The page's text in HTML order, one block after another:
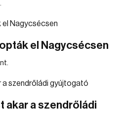
el Nagycsécsen
akar a szendrőládi